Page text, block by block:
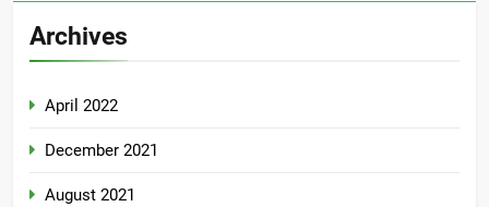
Archives
April 2022
December 2021
August 2021